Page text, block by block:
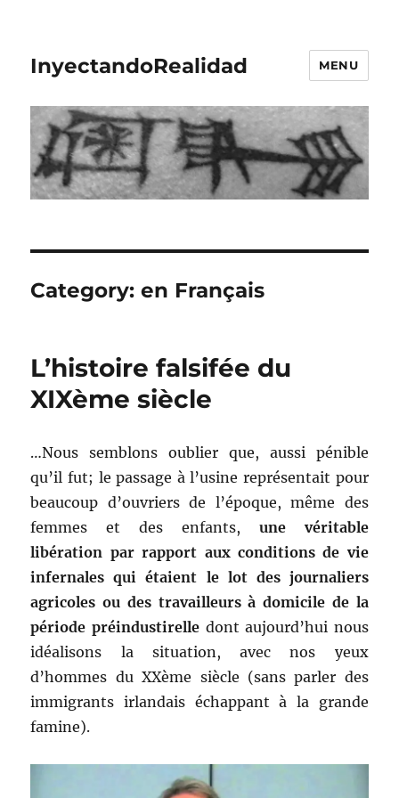
InyectandoRealidad MENU
Category:en Français
L’histoire falsifée du
XIXème siècle
…Nous semblons oublier que, aussi pénible
qu’il fut; le passage à l’usine représentait pour
beaucoup d’ouvriers de l’époque, même des
femmes et des enfants, une véritable
libération par rapport aux conditions de vie
infernales qui étaient le lot des journaliers
agricoles ou des travailleurs à domicile de la
période préindustirelledont aujourd’hui nous
idéalisons la situation, avec nos yeux
d’hommes du XXème siècle (sans parler des
immigrants irlandais échappant à la grande
famine).